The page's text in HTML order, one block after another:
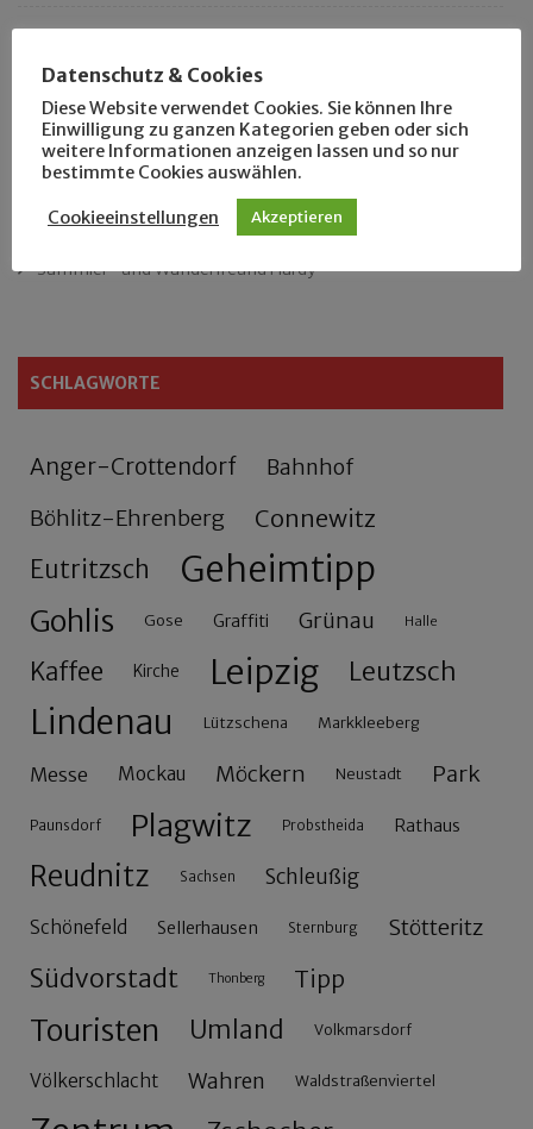
Rennfahrer in Schönefeld und Zschocher
Zu Fuß durch Anger-Crottendorf
Sammler- und Wanderfreund Hardy
SCHLAGWORTE
Anger-Crottendorf Bahnhof
Böhlitz-Ehrenberg Connewitz
Eutritzsch Geheimtipp
Gohlis Gose Graffiti Grünau Halle
Kaffee Kirche Leipzig Leutzsch
Lindenau Lützschena Markkleeberg
Messe Mockau Möckern Neustadt Park
Paunsdorf Plagwitz Probstheida Rathaus
Reudnitz Sachsen Schleußig
Schönefeld Sellerhausen Sternburg Stötteritz
Südvorstadt Thonberg Tipp
Touristen Umland Volkmarsdorf
Völkerschlacht Wahren Waldstraßenviertel
Datenschutz & Cookies
Diese Website verwendet Cookies. Sie können Ihre
Einwilligung zu ganzen Kategorien geben oder sich
weitere Informationen anzeigen lassen und so nur
bestimmte Cookies auswählen.
Cookieeinstellungen Akzeptieren